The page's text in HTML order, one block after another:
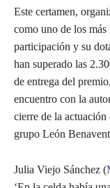
Este certamen,
como uno de los más
participación y su
han superado las
de entrega del
encuentro con la
cierre de la
grupo León
Julia Viejo Sánchez (